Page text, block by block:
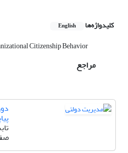
کلیدواژه‌ها English
Citizenship Behavior
مراجع